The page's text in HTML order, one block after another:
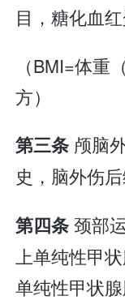
目，糖化血
（BMI=体
方）
第三条 颅脑
史，脑外伤
第四条颈部
上单纯性甲
单纯性甲状腺